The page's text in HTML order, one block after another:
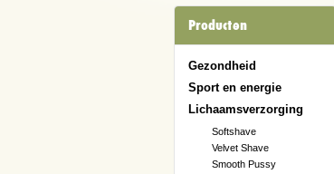
Producten
Gezondheid
Sport en energie
Lichaamsverzorging
Softshave
Velvet Shave
Smooth Pussy